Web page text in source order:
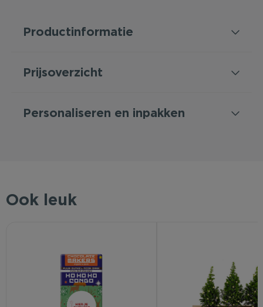
Productinformatie
Prijsoverzicht
Personaliseren en inpakken
Ook leuk